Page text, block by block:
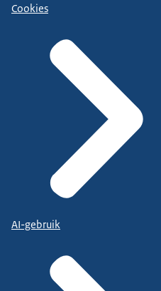
Cookies
AI-gebruik